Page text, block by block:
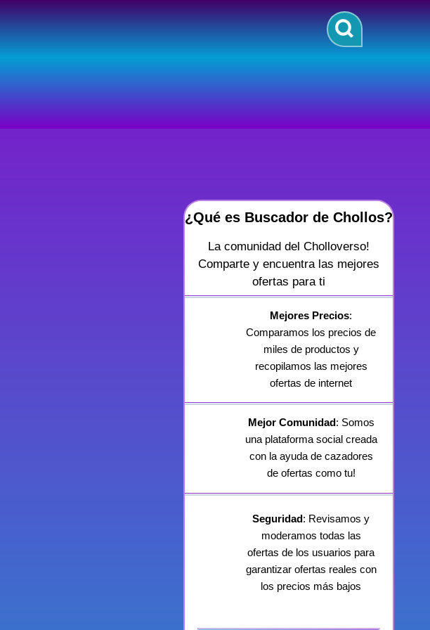
¿Qué es Buscador de Chollos?
La comunidad del Cholloverso!
Comparte y encuentra las mejores
ofertas para ti
Mejores Precios:
Comparamos los precios de
miles de productos y
recopilamos las mejores
ofertas de internet
Mejor Comunidad: Somos
una plataforma social creada
con la ayuda de cazadores
de ofertas como tu!
Seguridad: Revisamos y
moderamos todas las
ofertas de los usuarios para
garantizar ofertas reales con
los precios más bajos